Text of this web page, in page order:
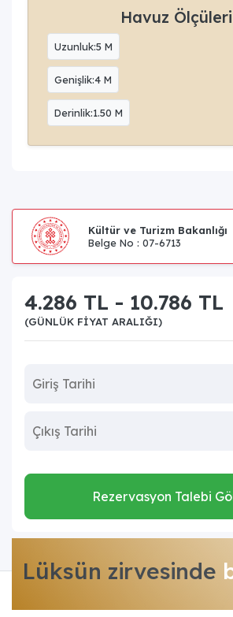
Havuz Ölçüleri
Uzunluk:5 M
Genişlik:4 M
Derinlik:1.50 M
Kültür ve Turizm Bakanlığı
Belge No : 07-6713
4.286 TL - 10.786 TL
(GÜNLÜK FIYAT ARALIĞI)
Rezervasyon Talebi
Lüksün zirvesinde